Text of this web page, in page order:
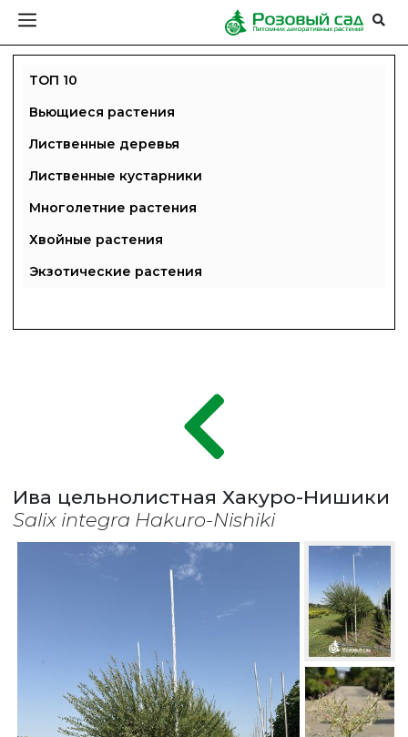
ТОП 10
Вьющиеся растения
Лиственные деревья
Лиственные кустарники
Многолетние растения
Хвойные растения
Экзотические растения
Ива цельнолистная Хакуро-Нишики
Salix integra Hakuro-Nishiki